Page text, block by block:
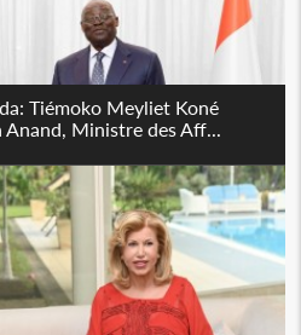
Tiémoko Meyliet Koné
Anand, Ministre des Aff...